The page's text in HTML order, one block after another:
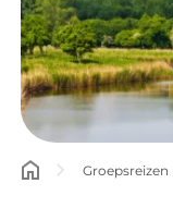
Groepsreizen